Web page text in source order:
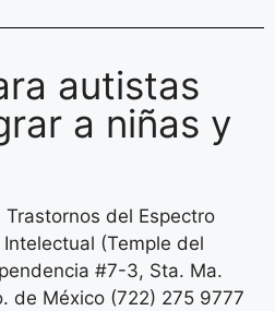
autistas
a niñas y
del Espectro
(Temple del
#7-3, Sta. Ma.
de México (722) 275 9777